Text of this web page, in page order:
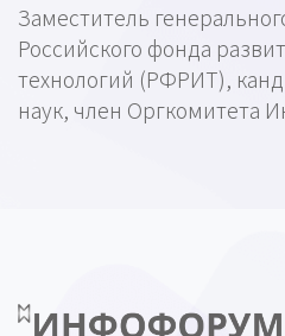
Заместитель
Российского фонда
технологий (РФРИТ),
наук, член Оргкомитета